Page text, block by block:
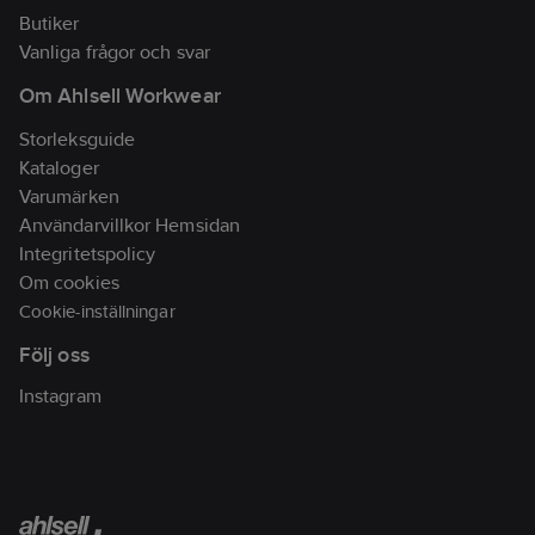
% Bomull. 140 g
Artikelnr: 996471
artikelnr:
3012132496C0041
Ean
artikelnr:
7333324013740
Materialklass
Butiker
Vanliga frågor och svar
Om Ahlsell Workwear
Storleksguide
Kataloger
Varumärken
Användarvillkor Hemsidan
Integritetspolicy
Om cookies
Cookie-inställningar
Följ oss
Instagram